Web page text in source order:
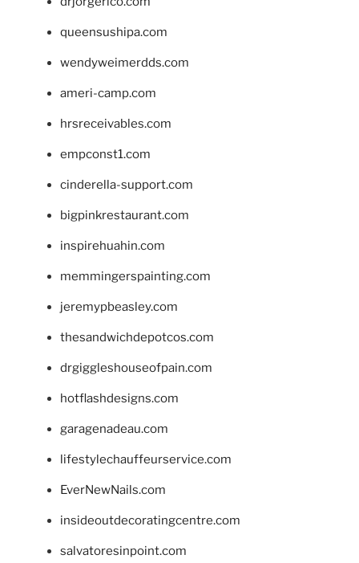
queensushipa.com
wendyweimerdds.com
ameri-camp.com
hrsreceivables.com
empconst1.com
cinderella-support.com
bigpinkrestaurant.com
inspirehuahin.com
memmingerspainting.com
jeremypbeasley.com
thesandwichdepotcos.com
drgiggleshouseofpain.com
hotflashdesigns.com
garagenadeau.com
lifestylechauffeurservice.com
EverNewNails.com
insideoutdecoratingcentre.com
salvatoresinpoint.com